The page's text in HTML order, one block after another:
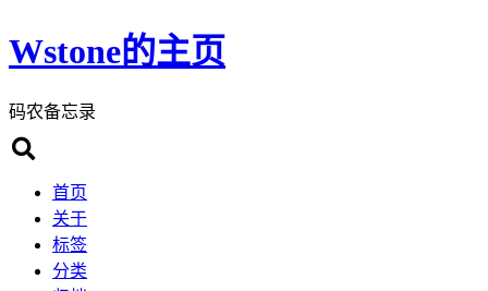
Wstone的主页
码农备忘录
首页
关于
标签
分类